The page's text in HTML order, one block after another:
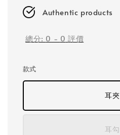
Authentic products
總分: 0 - 0 評價
款式
耳夾
耳勾